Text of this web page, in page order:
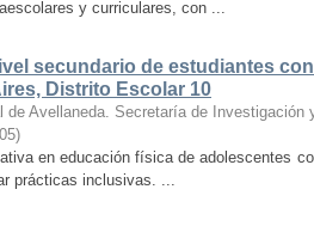
y curriculares, con ...
secundario de estudiantes
Distrito Escolar 10
de Avellaneda. Secretaría de
)
en educación física de adolescentes
prácticas inclusivas. ...